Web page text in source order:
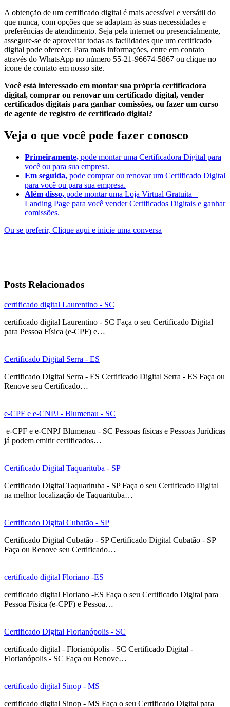
A obtenção de um certificado digital é mais acessível e versátil do
que nunca, com opções que se adaptam às suas necessidades e
preferências de atendimento. Seja pela internet ou presencialmente,
assegure-se de aproveitar todas as facilidades que um certificado
digital pode oferecer. Para mais informações, entre em contato
através do WhatsApp no número 55-21-96674-5867 ou clique no
ícone de contato em nosso site.
Você está interessado em montar sua própria certificadora
digital, comprar ou renovar um certificado digital, vender
certificados digitais para ganhar comissões, ou fazer um curso
de agente de registro de certificado digital?
Veja o que você pode fazer conosco
Primeiramente, pode montar uma Certificadora Digital para
você ou para sua empresa.
Em seguida, pode comprar ou renovar um Certificado Digital
para você ou para sua empresa.
Além disso, pode montar uma Loja Virtual Gratuita –
Landing Page para você vender Certificados Digitais e ganhar
comissões.
Ou se preferir, Clique aqui e inicie uma conversa
Posts Relacionados
certificado digital Laurentino - SC
certificado digital Laurentino - SC Faça o seu Certificado Digital
para Pessoa Física (e-CPF) e…
Certificado Digital Serra - ES
Certificado Digital Serra - ES Certificado Digital Serra - ES Faça ou
Renove seu Certificado…
e-CPF e e-CNPJ - Blumenau - SC
e-CPF e e-CNPJ Blumenau - SC Pessoas físicas e Pessoas Jurídicas
já podem emitir certificados…
Certificado Digital Taquarituba - SP
Certificado Digital Taquarituba - SP Faça o seu Certificado Digital
na melhor localização de Taquarituba…
Certificado Digital Cubatão - SP
Certificado Digital Cubatão - SP Certificado Digital Cubatão - SP
Faça ou Renove seu Certificado…
certificado digital Floriano -ES
certificado digital Floriano -ES Faça o seu Certificado Digital para
Pessoa Física (e-CPF) e Pessoa…
Certificado Digital Florianópolis - SC
certificado digital - Florianópolis - SC Certificado Digital -
Florianópolis - SC Faça ou Renove…
certificado digital Sinop - MS
certificado digital Sinop - MS Faça o seu Certificado Digital para